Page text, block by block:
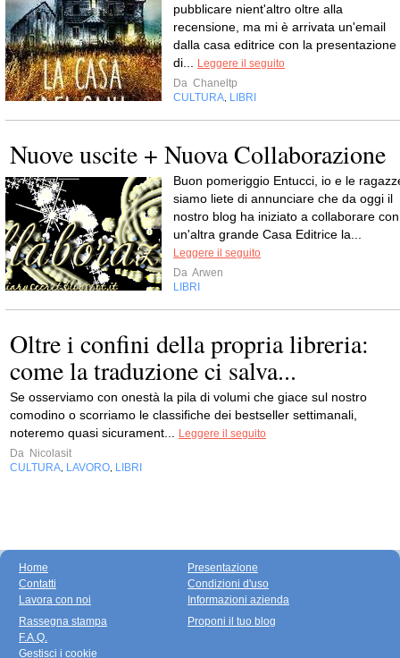
pubblicare nient'altro oltre alla
recensione, ma mi è arrivata un'email
dalla casa editrice con la presentazione
di... Leggere il seguito
Da Chaneltp
CULTURA, LIBRI
Nuove uscite + Nuova Collaborazione
Buon pomeriggio Entucci, io e le
siamo liete di annunciare che da oggi il
nostro blog ha iniziato a collaborare con
un'altra grande Casa Editrice la...
Leggere il seguito
Da Arwen
LIBRI
Oltre i confini della propria libreria:
come la traduzione ci salva...
Se osserviamo con onestà la pila di volumi che giace sul nostro
comodino o scorriamo le classifiche dei bestseller settimanali,
noteremo quasi sicurament... Leggere il seguito
Da Nicolasit
CULTURA, LAVORO, LIBRI
Home
Contatti
Lavora con noi
Presentazione
Condizioni d'uso
Informazioni azienda
Rassegna stampa
F.A.Q.
Gestisci i cookie
Proponi il tuo blog